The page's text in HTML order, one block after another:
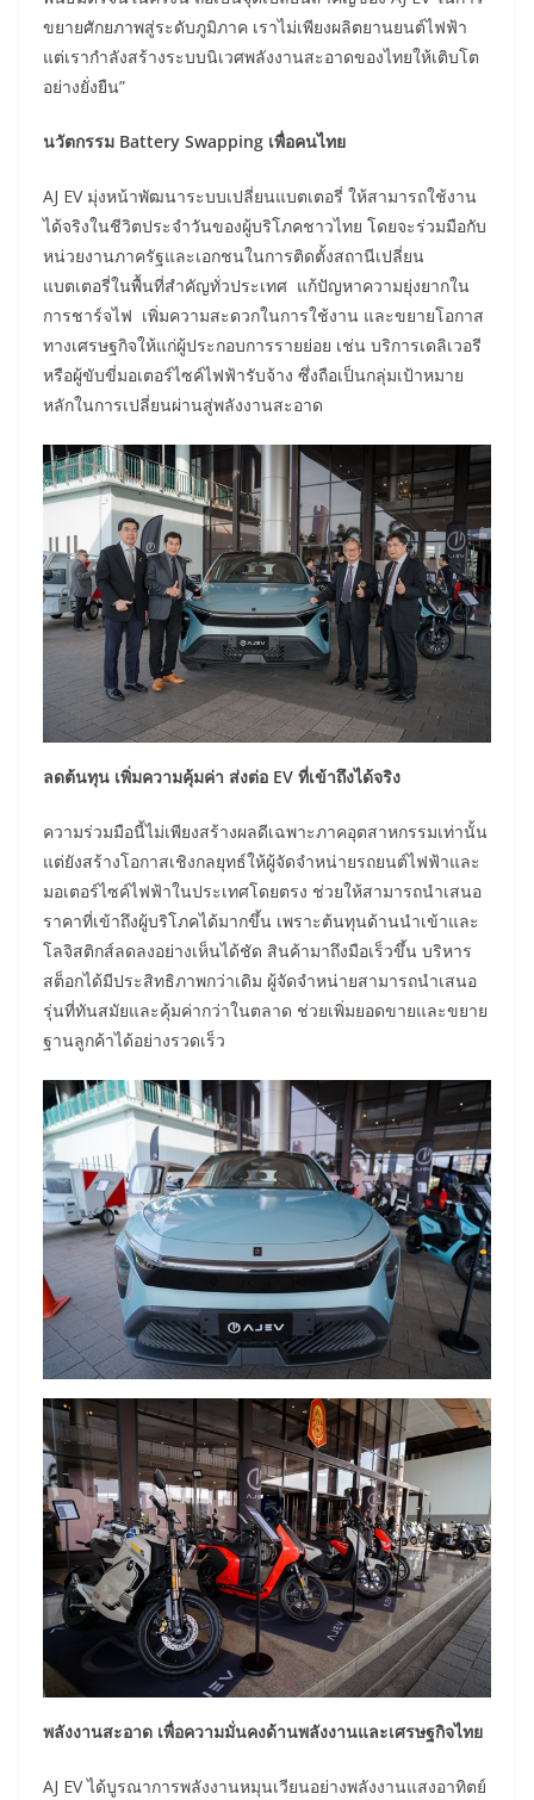
ขยายศักยภาพสู่ระดับภูมิภาค เราไม่เพียงผลิตยานยนต์ไฟฟ้า
แต่เรากำลังสร้างระบบนิเวศพลังงานสะอาดของไทยให้เติบโต
อย่างยั่งยืน”
นวัตกรรม Battery Swapping เพื่อคนไทย
AJ EV มุ่งหน้าพัฒนาระบบเปลี่ยนแบตเตอรี่ ให้สามารถใช้งาน
ได้จริงในชีวิตประจำวันของผู้บริโภคชาวไทย โดยจะร่วมมือกับ
หน่วยงานภาครัฐและเอกชนในการติดตั้งสถานีเปลี่ยน
แบตเตอรี่ในพื้นที่สำคัญทั่วประเทศ แก้ปัญหาความยุ่งยากใน
การชาร์จไฟ เพิ่มความสะดวกในการใช้งาน และขยายโอกาส
ทางเศรษฐกิจให้แก่ผู้ประกอบการรายย่อย เช่น บริการเดลิเวอรี
หรือผู้ขับขี่มอเตอร์ไซค์ไฟฟ้ารับจ้าง ซึ่งถือเป็นกลุ่มเป้าหมาย
หลักในการเปลี่ยนผ่านสู่พลังงานสะอาด
ลดต้นทุน เพิ่มความคุ้มค่า ส่งต่อ EV ที่เข้าถึงได้จริง
ความร่วมมือนี้ไม่เพียงสร้างผลดีเฉพาะภาคอุตสาหกรรมเท่านั้น
แต่ยังสร้างโอกาสเชิงกลยุทธ์ให้ผู้จัดจำหน่ายรถยนต์ไฟฟ้าและ
มอเตอร์ไซค์ไฟฟ้าในประเทศโดยตรง ช่วยให้สามารถนำเสนอ
ราคาที่เข้าถึงผู้บริโภคได้มากขึ้น เพราะต้นทุนด้านนำเข้าและ
โลจิสติกส์ลดลงอย่างเห็นได้ชัด สินค้ามาถึงมือเร็วขึ้น บริหาร
สต็อกได้มีประสิทธิภาพกว่าเดิม ผู้จัดจำหน่ายสามารถนำเสนอ
รุ่นที่ทันสมัยและคุ้มค่ากว่าในตลาด ช่วยเพิ่มยอดขายและขยาย
ฐานลูกค้าได้อย่างรวดเร็ว
พลังงานสะอาด เพื่อความมั่นคงด้านพลังงานและเศรษฐกิจไทย
AJ EV ได้บูรณาการพลังงานหมุนเวียนอย่างพลังงานแสงอาทิตย์